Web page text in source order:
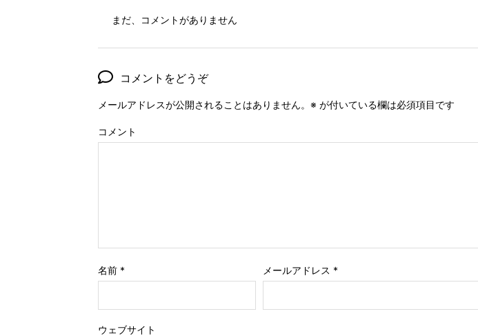
まだ、コメントがありません
コメントをどうぞ
メールアドレスが公開されることはありません。 ※ が付いている欄は必須項目です
コメント
名前 * メールアドレス *
ウェブサイト